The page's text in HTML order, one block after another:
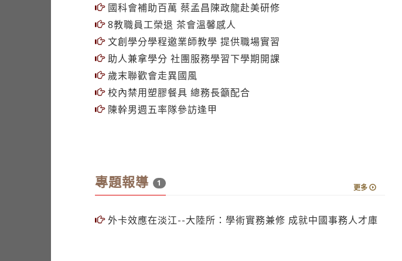
國科會補助百萬 蔡孟昌陳政龍赴美研修
8教職員工榮退 茶會溫馨感人
文創學分學程邀業師教學 提供職場實習
助人兼拿學分 社團服務學習下學期開課
歲末聯歡會走異國風
校內禁用塑膠餐具 總務長籲配合
陳幹男週五率隊參訪逢甲
專題報導 1 更多
外卡效應在淡江--大陸所：學術實務兼修 成就中國事務人才庫